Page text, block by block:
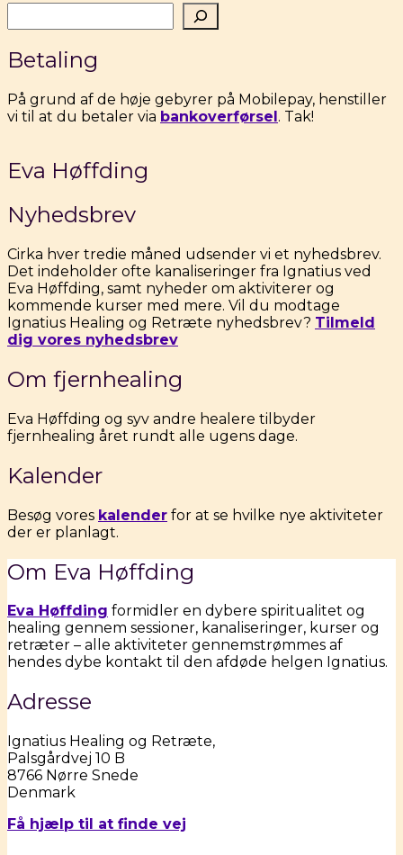
Betaling
På grund af de høje gebyrer på Mobilepay, henstiller
vi til at du betaler via bankoverførsel . Tak!
Eva Høffding
Nyhedsbrev
Cirka hver tredie måned udsender vi et nyhedsbrev.
Det indeholder ofte kanaliseringer fra Ignatius ved
Eva Høffding, samt nyheder om aktiviterer og
kommende kurser med mere. Vil du modtage
Ignatius Healing og Retræte nyhedsbrev? Tilmeld
dig vores nyhedsbrev
Om fjernhealing
Eva Høffding og syv andre healere tilbyder
fjernhealing året rundt alle ugens dage.
Kalender
Besøg vores kalender for at se hvilke nye aktiviteter
der er planlagt.
Om Eva Høffding
Eva Høffding formidler en dybere spiritualitet og
healing gennem sessioner, kanaliseringer, kurser og
retræter – alle aktiviteter gennemstrømmes af
hendes dybe kontakt til den afdøde helgen Ignatius.
Adresse
Ignatius Healing og Retræte,
Palsgårdvej 10 B
8766 Nørre Snede
Denmark
Få hjælp til at finde vej